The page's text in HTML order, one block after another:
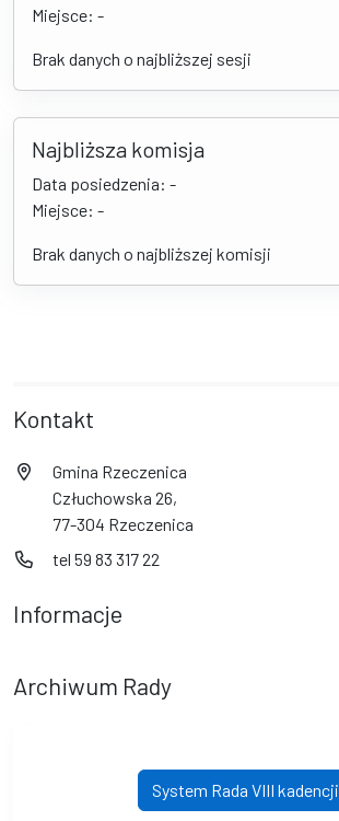
Miejsce: -
Brak danych o najbliższej sesji
Najbliższa komisja
Data posiedzenia: -
Miejsce: -
Brak danych o najbliższej komisji
Kontakt
Gmina Rzeczenica
Człuchowska 26,
77-304 Rzeczenica
tel 59 83 317 22
Informacje
Archiwum Rady
System Rada VIII kadencji